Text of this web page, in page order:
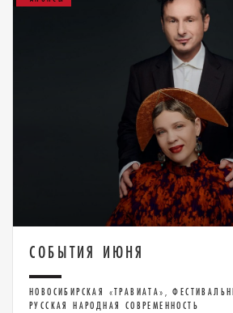
СОБЫТИЯ ИЮНЯ
НОВОСИБИРСКАЯ «ТРАВИАТА»,
РУССКАЯ НАРОДНАЯ СОВРЕМЕННОСТЬ